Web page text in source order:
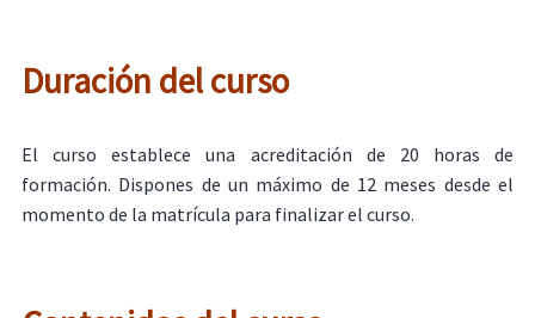
Duración del curso
El curso establece una acreditación de 20 horas de
formación. Dispones de un máximo de 12 meses desde el
momento de la matrícula para finalizar el curso.